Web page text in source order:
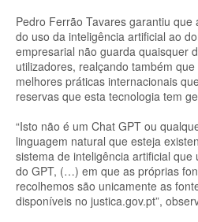
Pedro Ferrão Tavares garantiu
do uso da inteligência artificial ao
empresarial não guarda quaisquer
utilizadores, realçando também
melhores práticas internacionais
reservas que esta tecnologia tem
“Isto não é um Chat GPT ou
linguagem natural que esteja
sistema de inteligência artificial
do GPT, (…) em que as próprias
recolhemos são unicamente as
disponíveis no justica.gov.pt”,